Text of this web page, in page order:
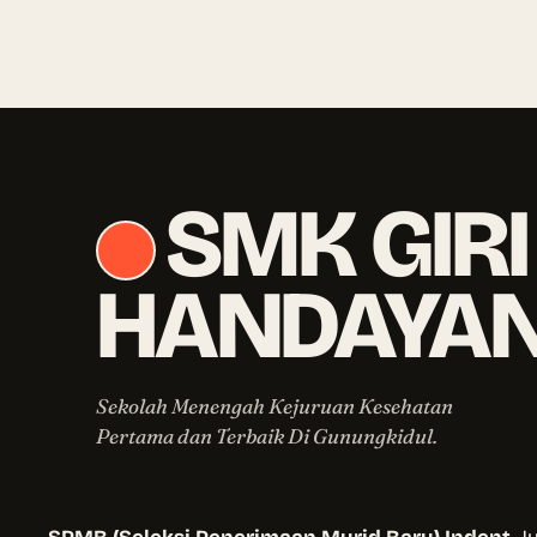
SMK GIRI
Sekolah Menengah Kejuruan Kesehatan
Pertama dan Terbaik Di Gunungkidul.